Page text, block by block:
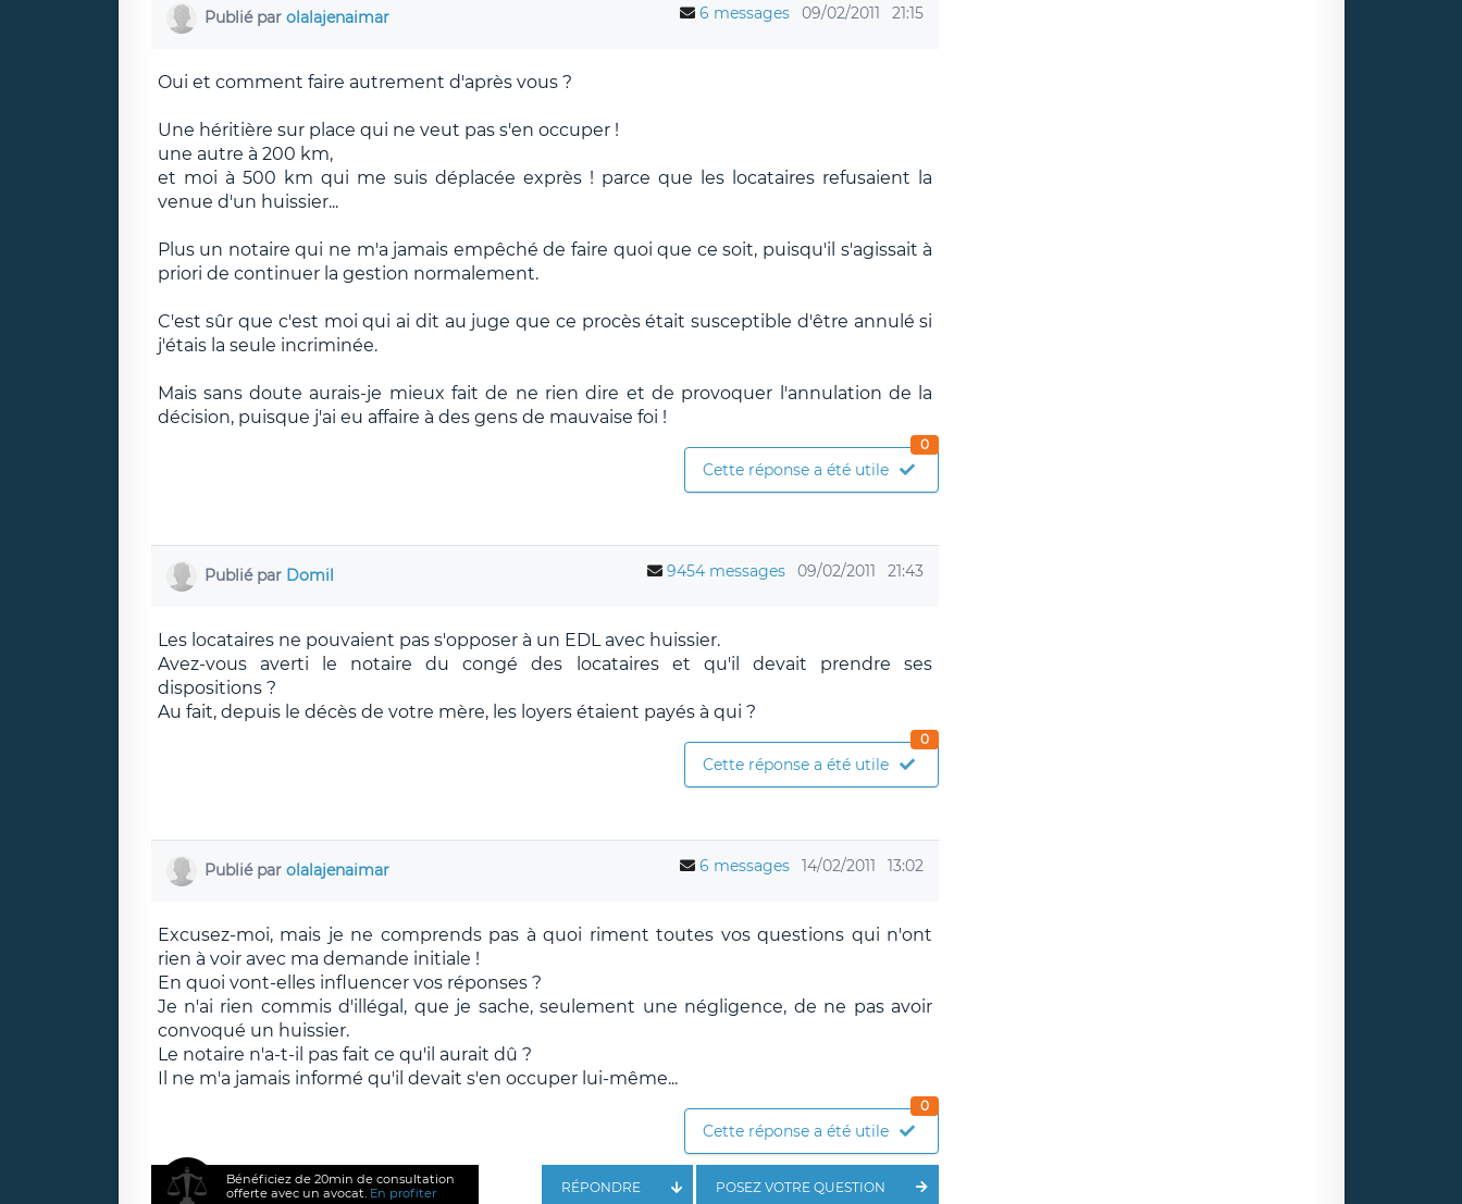
Publié par olalajenaimar 6 messages 09/02/2011 21:15
Oui et comment faire autrement d'après vous ?
Une héritière sur place qui ne veut pas s'en occuper !
une autre à 200 km,
et moi à 500 km qui me suis déplacée exprès ! parce que les locataires refusaient la
venue d'un huissier...
Plus un notaire qui ne m'a jamais empêché de faire quoi que ce soit, puisqu'il s'agissait à
priori de continuer la gestion normalement.
C'est sûr que c'est moi qui ai dit au juge que ce procès était susceptible d'être annulé si
j'étais la seule incriminée.
Mais sans doute aurais-je mieux fait de ne rien dire et de provoquer l'annulation de la
décision, puisque j'ai eu affaire à des gens de mauvaise foi !
Cette réponse a été utile
0
Publié par Domil 9454 messages 09/02/2011 21:43
Les locataires ne pouvaient pas s'opposer à un EDL avec huissier.
Avez-vous averti le notaire du congé des locataires et qu'il devait prendre ses
dispositions ?
Au fait, depuis le décès de votre mère, les loyers étaient payés à qui ?
Cette réponse a été utile
0
Publié par olalajenaimar 6 messages 14/02/2011 13:02
Excusez-moi, mais je ne comprends pas à quoi riment toutes vos questions qui n'ont
rien à voir avec ma demande initiale !
En quoi vont-elles influencer vos réponses ?
Je n'ai rien commis d'illégal, que je sache, seulement une négligence, de ne pas avoir
convoqué un huissier.
Le notaire n'a-t-il pas fait ce qu'il aurait dû ?
Il ne m'a jamais informé qu'il devait s'en occuper lui-même...
Cette réponse a été utile
0
Bénéficiez de 20min de consultation
offerte avec un avocat. En profiter POSEZ VOTRE QUESTION
RÉPONDRE